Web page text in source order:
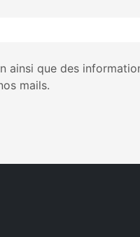
ainsi que des
mails.